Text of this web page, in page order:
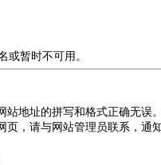
或暂时不可用。
站地址的拼写和格式正确无误
页，请与网站管理员联系，通